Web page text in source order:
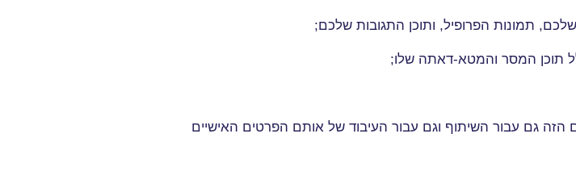
תמונות הפרופיל, ותוכן התגובות שלכם;
תוכן המסר והמטא-דאתה שלו;
גם עבור השיתוף וגם עבור העיבוד של אותם הפרטים האישיים